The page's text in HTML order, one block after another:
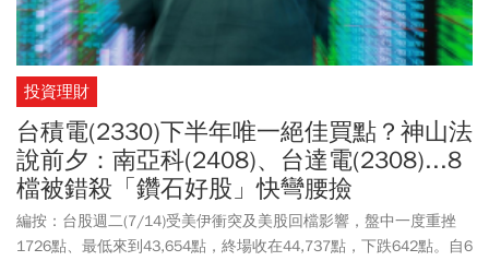
投資理財
台積電(2330)下半年唯一絕佳買點？神山法
說前夕：南亞科(2408)、台達電(2308)...8
檔被錯殺「鑽石好股」快彎腰撿
編按：台股週二(7/14)受美伊衝突及美股回檔影響，盤中一度重挫
1726點、最低來到43,654點，終場收在44,737點，下跌642點。自6